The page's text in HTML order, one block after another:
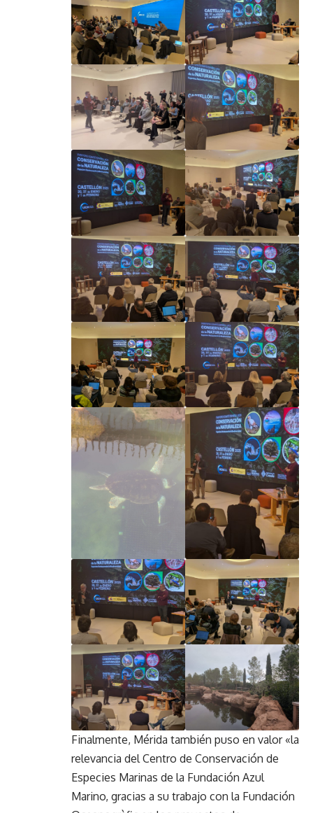
Finalmente, Mérida también puso en valor «la
relevancia del Centro de Conservación de
Especies Marinas de la Fundación Azul
Marino, gracias a su trabajo con la Fundación